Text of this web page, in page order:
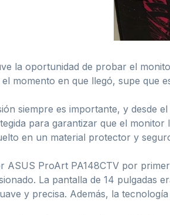
la oportunidad de probar el
momento en que llegó, supe que
siempre es importante, y desde
para garantizar que el
en un material protector y
ASUS ProArt PA148CTV por
La pantalla de 14 pulgadas
y precisa. Además, la